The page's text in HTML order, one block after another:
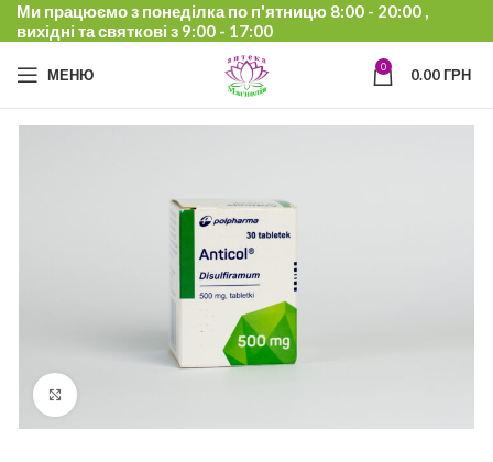
Ми працюємо з понеділка по п'ятницю 8:00 - 20:00 ,
вихідні та святкові з 9:00 - 17:00
МЕНЮ 0 0.00ГРН